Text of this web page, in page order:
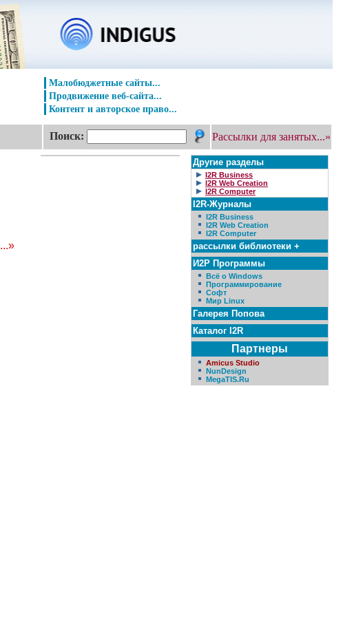
Малобюджетные сайты...
Продвижение веб-сайта...
Контент и авторское право...
Поиск: Рассылки для занятых...»
...»
Другие разделы
I2R Business
I2R Web Creation
I2R Computer
I2R-Журналы
I2R Business
I2R Web Creation
I2R Computer
рассылки библиотеки +
И2Р Программы
Всё о Windows
Программирование
Софт
Мир Linux
Галерея Попова
Каталог I2R
Партнеры
Amicus Studio
NunDesign
MegaTIS.Ru